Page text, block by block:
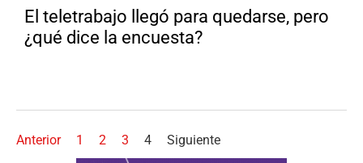
El teletrabajo llegó para quedarse, pero
¿qué dice la encuesta?
Anterior 1 2 3 4 Siguiente